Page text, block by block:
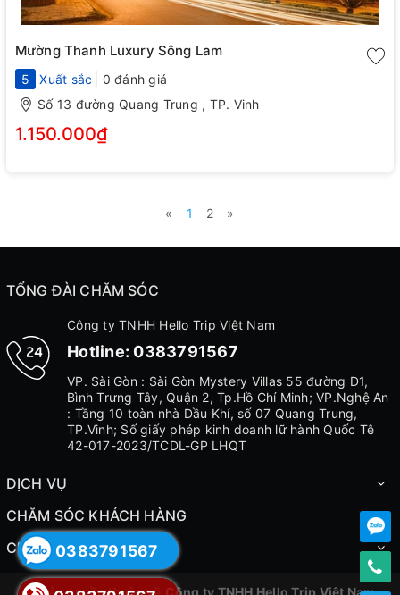
Mường Thanh Luxury Sông Lam
5 Xuất sắc
0 đánh giá
Số 13 đường Quang Trung , TP. Vinh
1.150.000₫
« 1 2 »
TỔNG ĐÀI CHĂM SÓC
Công ty TNHH Hello Trip Việt Nam
Hotline: 0383791567
VP. Sài Gòn : Sài Gòn Mystery Villas 55 đường D1,
Bình Trưng Tây, Quận 2, Tp.Hồ Chí Minh; VP.Nghệ An
: Tầng 10 toàn nhà Dầu Khí, số 07 Quang Trung,
TP.Vinh; Số giấy phép kinh doanh lữ hành Quốc Tê
42-017-2023/TCDL-GP LHQT
DỊCH VỤ
CHĂM SÓC KHÁCH HÀNG
CHÍNH SÁCH
© Bản quyền thuộc về Công ty TNHH Hello Trip Việt Nam
0383791567